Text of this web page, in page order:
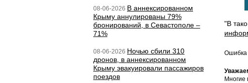
08-06-2026 В аннексированном
Крыму аннулированы 79%
бронирований, в Севастополе –
71%
08-06-2026 Ночью сбили 310
дронов, в аннексированном
Крыму эвакуировали пассажиров
поездов
"В
Ошибка
Многие